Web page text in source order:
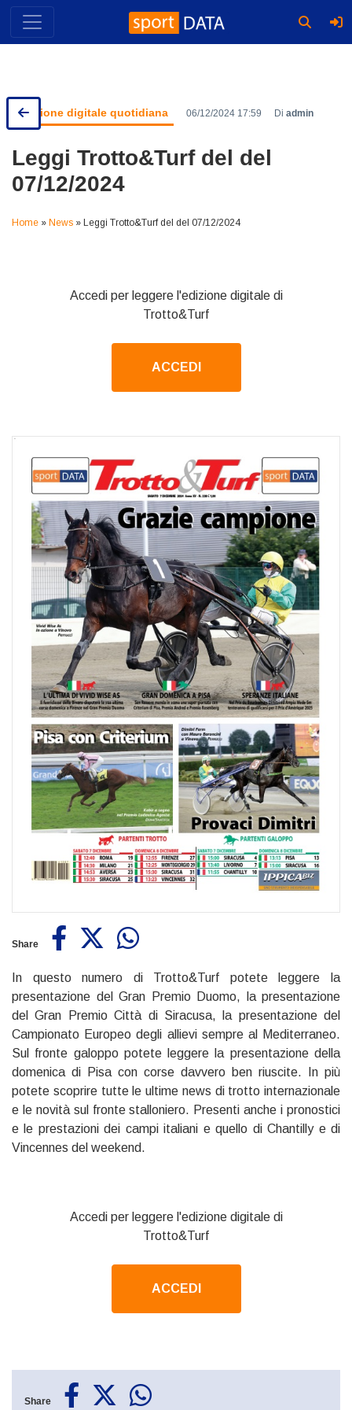
Skip
content
Edizione digitale quotidiana 06/12/2024 17:59 Di admin
Leggi Trotto&Turf del del
07/12/2024
Home » News » Leggi Trotto&Turf del del 07/12/2024
Accedi per leggere l'edizione digitale di
Trotto&Turf
ACCEDI
Share
In questo numero di Trotto&Turf potete leggere la
presentazione del Gran Premio Duomo, la presentazione
del Gran Premio Città di Siracusa, la presentazione del
Campionato Europeo degli allievi sempre al Mediterraneo.
Sul fronte galoppo potete leggere la presentazione della
domenica di Pisa con corse davvero ben riuscite. In più
potete scoprire tutte le ultime news di trotto internazionale
e le novità sul fronte stalloniero. Presenti anche i pronostici
e le prestazioni dei campi italiani e quello di Chantilly e di
Vincennes del weekend.
Accedi per leggere l'edizione digitale di
Trotto&Turf
ACCEDI
Share